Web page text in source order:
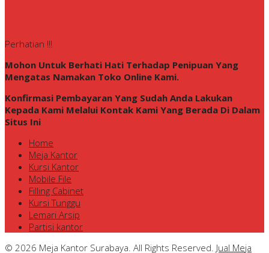
Perhatian !!!
Mohon Untuk Berhati Hati Terhadap Penipuan Yang
Mengatas Namakan Toko Online Kami.
Konfirmasi Pembayaran Yang Sudah Anda Lakukan
Kepada Kami Melalui Kontak Kami Yang Berada Di Dalam
Situs Ini
Home
Meja Kantor
Kursi Kantor
Mobile File
Filling Cabinet
Kursi Tunggu
Lemari Arsip
Partisi kantor
© 2026 Meja Kantor Surabaya. All Rights Reserved. Jual Meja